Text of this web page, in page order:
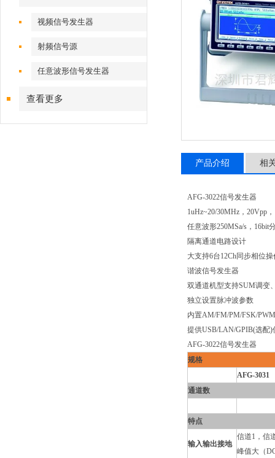
视频信号发生器
射频信号源
任意波形信号发生器
查看更多
产品介绍 相
AFG-3022信号发生器
1uHz~20/30MHz，20Vpp
任意波形250MSa/s，16bit
隔离通道电路设计
大支持6台12Ch同步相位操
谐波信号发生器
双通道机型支持SUM调变
独立设置脉冲波参数
内置AM/FM/PM/FSK/
提供USB/LAN/GPIB(选配)
AFG-3022信号发生器
规格
AFG-3031
通道数
特点
输入输出接地
信道1，信
峰值大（